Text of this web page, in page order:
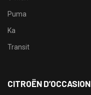
Puma
Ka
Transit
CITROËN D’OCCASION